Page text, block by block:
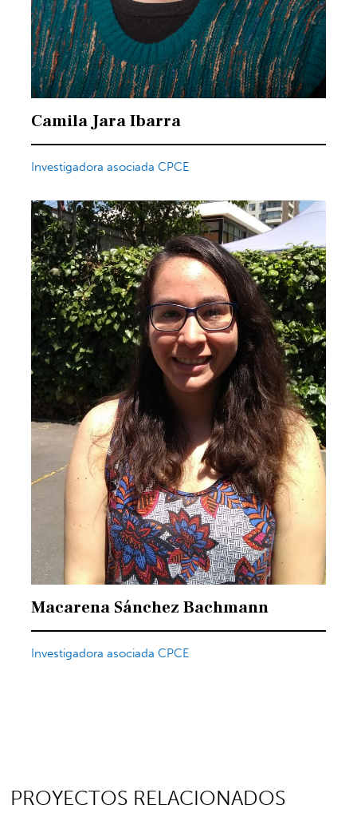
Camila Jara Ibarra
Investigadora asociada CPCE
Macarena Sánchez Bachmann
Investigadora asociada CPCE
PROYECTOS RELACIONADOS